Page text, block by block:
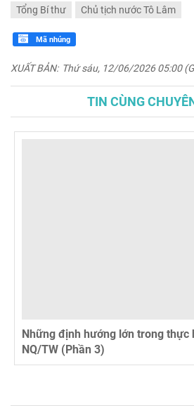
Tổng Bí thư
Chủ tịch nước Tô Lâm
Mã nhúng
XUẤT BẢN: Thứ sáu, 12/06/2026 05:00
TIN CÙNG
Những định hướng lớn trong thực
NQ/TW (Phần 3)